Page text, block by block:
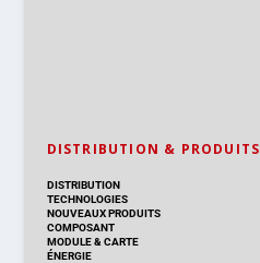
DISTRIBUTION & PRODUITS
DISTRIBUTION
TECHNOLOGIES
NOUVEAUX PRODUITS
COMPOSANT
MODULE & CARTE
ÉNERGIE